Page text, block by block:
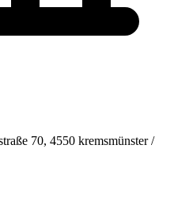
70, 4550 kremsmünster /